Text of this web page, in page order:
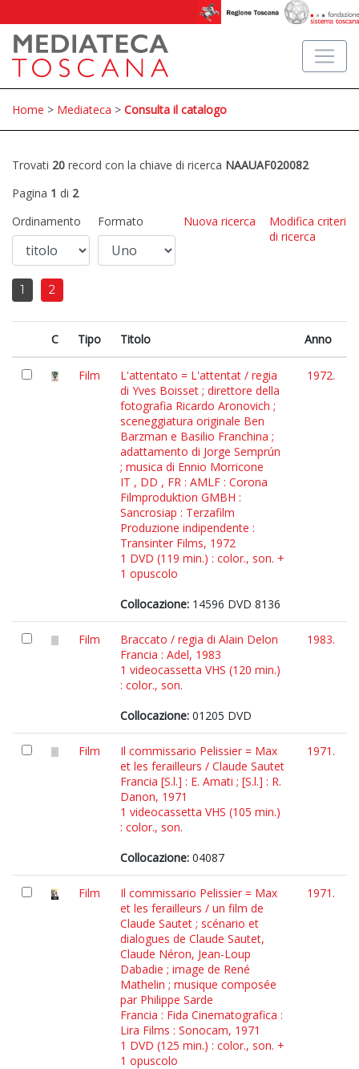
Home > Mediateca > Consulta il catalogo
Trovati 20 record con la chiave di ricerca NAAUAF020082
Pagina 1 di 2
Ordinamento
Formato Nuova ricerca
Modifica criteri
di ricerca
1 2
C Tipo Titolo Anno
Film
L'attentato = L'attentat / regia
di Yves Boisset ; direttore della
fotografia Ricardo Aronovich ;
sceneggiatura originale Ben
Barzman e Basilio Franchina ;
adattamento di Jorge Semprún
; musica di Ennio Morricone
IT , DD , FR : AMLF : Corona
Filmproduktion GMBH :
Sancrosiap : Terzafilm
Produzione indipendente :
Transinter Films, 1972
1 DVD (119 min.) : color., son. +
1 opuscolo
Collocazione: 14596 DVD 8136
1972.
Film
Braccato / regia di Alain Delon
Francia : Adel, 1983
1 videocassetta VHS (120 min.)
: color., son.
Collocazione: 01205 DVD
1983.
Film
Il commissario Pelissier = Max
et les ferailleurs / Claude Sautet
Francia [S.l.] : E. Amati ; [S.l.] : R.
Danon, 1971
1 videocassetta VHS (105 min.)
: color., son.
Collocazione: 04087
1971.
Film
Il commissario Pelissier = Max
et les ferailleurs / un film de
Claude Sautet ; scénario et
dialogues de Claude Sautet,
Claude Néron, Jean-Loup
Dabadie ; image de René
Mathelin ; musique composée
par Philippe Sarde
Francia : Fida Cinematografica :
Lira Films : Sonocam, 1971
1 DVD (125 min.) : color., son. +
1 opuscolo
1971.